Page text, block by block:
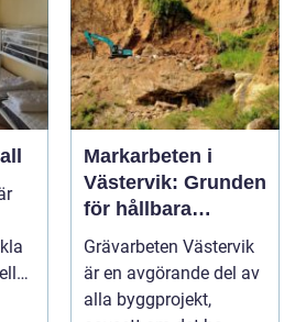
Markarbeten i
Västervik: Grunden
för hållbara
byggprojekt
Grävarbeten Västervik
är en avgörande del av
alla byggprojekt,